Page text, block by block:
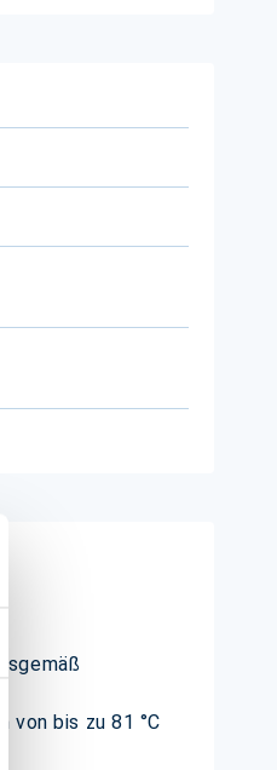
von bis zu 81 °C